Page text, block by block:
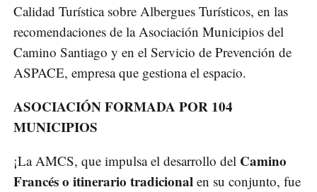
Calidad Turística sobre Albergues Turísticos, en las
recomendaciones de la Asociación Municipios del
Camino Santiago y en el Servicio de Prevención de
ASPACE, empresa que gestiona el espacio.
ASOCIACIÓN FORMADA POR 104
MUNICIPIOS
¡La AMCS, que impulsa el desarrollo del Camino
Francés o itinerario tradicional en su conjunto, fue